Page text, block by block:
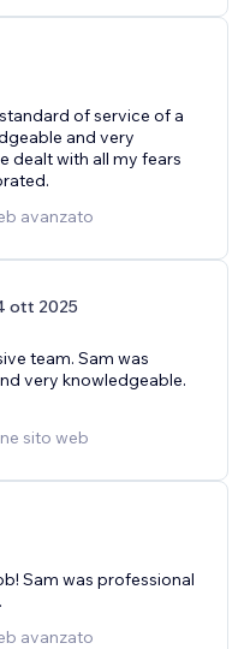
of service of a
and very
dealt with all my fears
avanzato
ott 2025
team. Sam was
very knowledgeable.
sito web
Sam was professional
avanzato